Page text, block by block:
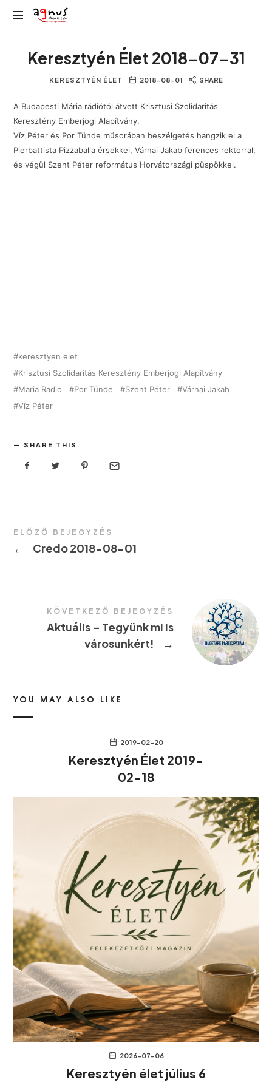
Agnus
közösségi
rádiója
Keresztyén Élet 2018-07-31
KERESZTYÉN ÉLET 2018-08-01 SHARE
A Budapesti Mária rádiótól átvett Krisztusi Szolidaritás
Keresztény Emberjogi Alapítvány,
Víz Péter és Por Tünde műsorában beszélgetés hangzik el a
Pierbattista Pizzaballa érsekkel, Várnai Jakab ferences rektorral,
és végül Szent Péter református Horvátországi püspökkel.
keresztyen elet
Krisztusi Szolidaritás Keresztény Emberjogi Alapítvány
Maria Radio
Por Tünde Szent Péter
Várnai Jakab
Víz Péter
SHARE THIS
ELŐZŐ BEJEGYZÉS
← Credo 2018-08-01
KÖVETKEZŐ BEJEGYZÉS
Aktuális – Tegyünk mi is
városunkért!
→
YOU MAY ALSO LIKE
2019-02-20
Keresztyén Élet 2019-
02-18
2026-07-06
Keresztyén élet július 6